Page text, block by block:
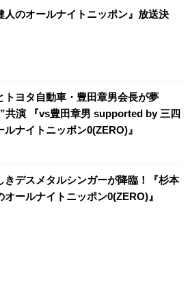
人のオールナイトニッポン』放送決
トヨタ自動車・豊田章男会長が夢
共演 『vs豊田章男 supported by 三四
ルナイトニッポン0(ZERO)』
きデスメタルシンガーが降臨！『杉本
オールナイトニッポン0(ZERO)』